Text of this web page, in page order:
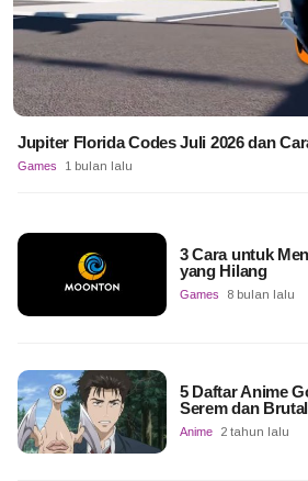
Jupiter Florida Codes Juli 2026 dan
Games 1 bulan lalu
3 Cara untuk
yang Hilang
Games 8 bulan lalu
5 Daftar Anime
Serem dan
Anime 2 tahun lalu